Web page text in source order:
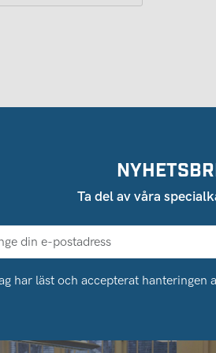
Ta del av våra
har läst och accepterat hanteringen